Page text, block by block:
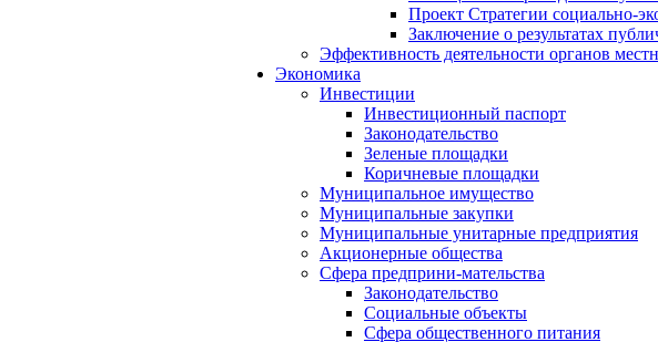
Проект Стратегии социально-
Заключение о результатах
Эффективность деятельности органов
Экономика
Инвестиции
Инвестиционный паспорт
Законодательство
Зеленые площадки
Коричневые площадки
Муниципальное имущество
Муниципальные закупки
Муниципальные унитарные предприятия
Акционерные общества
Сфера предприни-мательства
Законодательство
Социальные объекты
Сфера общественного питания